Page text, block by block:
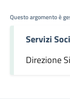
Questo argomento è
Servizi
Direzione